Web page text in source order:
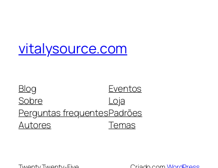
vitalysource.com
Blog
Sobre
Perguntas frequentes
Autores
Eventos
Loja
Padrões
Temas